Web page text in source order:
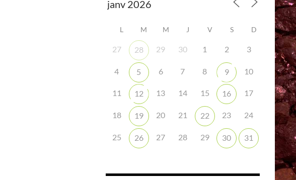
L M M J V S D
27 28 29 30 1 2 3
4 5 6 7 8 9 10
11 12 13 14 15 16 17
18 19 20 21 22 23 24
25 26 27 28 29 30 31